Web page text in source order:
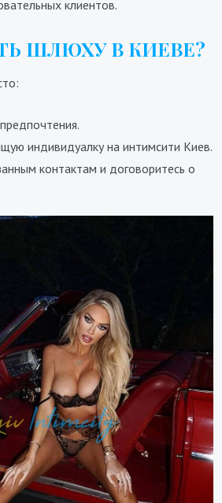
клиентов.
ШЛЮХУ В КИЕВЕ?
индивидуалку на интимсити Киев.
контактам и договоритесь о